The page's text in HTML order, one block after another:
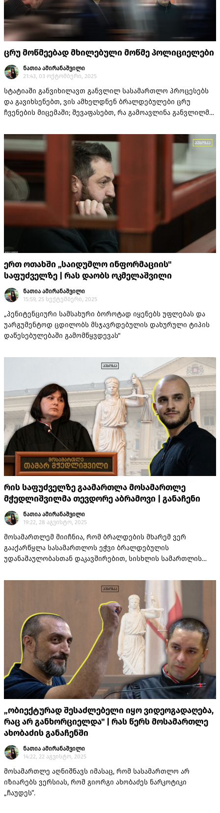
ცრუ მოწმეებად მხილებული მოწმე პოლიციელები
ნათია ამირანაშვილი
21:43, 03 ოქტომბერი, 2025
სტატიაში განვიხილავთ განვლილ სასამართლო პროცესებს
და გავიხსენებთ, ვის ამხელდნენ ბრალდებულები ცრუ
ჩვენების მიცემაში; შევაფასებთ, რა გამოავლინა განვლილმა
რაც ამ საკითხს სისტემურ გამოწვევად აქცევს და არა
ერთჯერად, ინდივიდუალურ გადაცდომად.
ერთ ოთახში „საიდუმლო ინფორმაციის"
საფუძველზე | რას დაობს ოკმელაშვილი
ნათია ამირანაშვილი
15:59, 25 სექტემბერი, 2025
„პენიტენციური სამსახური ბოროტად იყენებს უფლებას და
უარგუმენტოდ ცდილობს მსჯავრდებულის დახურული ტიპის
დაწესებულებაში გამომწყვდევას"
რის საფუძველზე გაამართლა მოსამართლე
მჭედლიშვილმა თევდორე აბრამოვი | განაჩენი
ნათია ამირანაშვილი
19:22, 28 აგვისტო, 2025
მოსამართლემ მიიჩნია, რომ ბრალდების მხარემ ვერ
გააქარწყლა სასამართლოს ეჭვი ბრალდებულის
უდანაშაულობასთან დაკავშირებით, სისხლის სამართლის
უტყუარად დაადასტურებდა, თევდორე აბრამოვის მიერ
ბრალად შერაცხული დანაშაულის ჩადენის ფაქტს.
„ობიექტურად შესაძლებელი იყო ვიდეოგადაღება,
რაც არ განხორციელდა" | რას წერს მოსამართლე
ახობაძის განაჩენში
ნათია ამირანაშვილი
14:22, 22 აგვისტო, 2025
მოსამართლე აღნიშნავს იმასაც, რომ სასამართლო არ
იზიარებს ვერსიას, რომ გიორგი ახობაძეს ნარკოტიკი
„ჩაუდეს“.